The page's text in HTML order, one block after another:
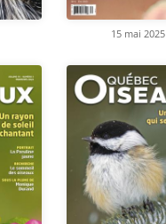
15 mai 2025